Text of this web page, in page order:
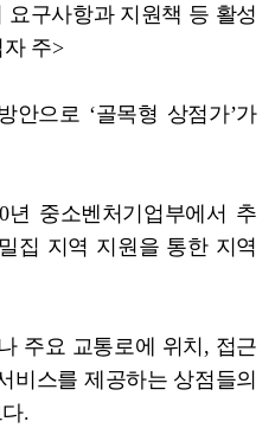
구사항과 지원책 등 활성
주>
안으로 ‘골목형 상점가’가
년 중소벤처기업부에서 추
집 지역 지원을 통한 지역
주요 교통로에 위치, 접근
비스를 제공하는 상점들의
.